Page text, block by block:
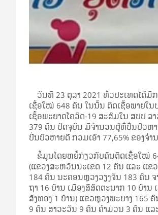
ວັນທີ 23 ຕຸລາ 2021 ທົ່ວປະເທດໄດ້ມີ
ເຊື້ອໃໝ່ 648 ຄົນ ໃນນັ້ນ ຕິດເຊື້ອພາຍໃນ
ເຊຶ້ອພະຍາດໂຄວິດ-19 ສະສົມໃນ ສປປ
379 ຄົນ ປັດຈຸບັນ ມີຈໍານວນຜູ້ທີ່ປິ່ນປົວຫ
ປີ່ນປົວຫາຍດີ ກວມເອົາ 77,65% ຂອງຈ
ຂໍ້ມູນໂດຍຫຍໍ້ກ່ຽວກັບຄົນຕິດເຊື້ອໃໝ່
(ແຂວງສະຫວັນນະເຂດ 12 ຄົນ ແລະ ແຂ
184 ຄົນ ນະຄອນຫຼວງວຽງຈັນ 183 ຄົນ ຈ
ຖາ 16 ບ້ານ ເມືອງສີສັດຕະນາກ 10 ບ້ານ
ສັງທອງ 1 ບ້ານ) ແຂວຫຼວງພະບາງ 165
9 ຄົນ ສາວະວັນ 9 ຄົນ ຄໍາມ່ວນ 3 ຄົນ ແລ